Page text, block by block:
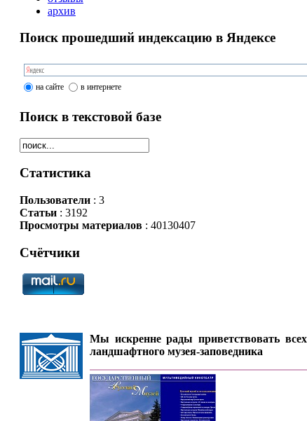
архив
Поиск прошедший индексацию в Яндексе
на сайте в интернете
Поиск в текстовой базе
Статистика
Пользователи: 3
Статьи: 3192
Просмотры материалов: 40130407
Счётчики
Мы искренне рады приветствовать всех
ландшафтного музея-заповедника